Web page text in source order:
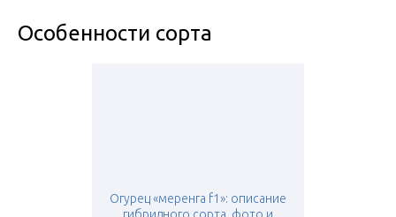
Особенности сорта
Огурец «меренга f1»: описание